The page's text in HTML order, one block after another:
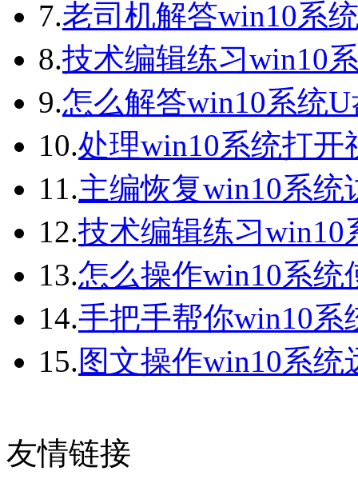
7.老司机解答win10系
8.技术编辑练习win10
9.怎么解答win10系统
10.处理win10系统打
11.主编恢复win10系
12.技术编辑练习
13.怎么操作win10系
14.手把手帮你win10
15.图文操作win10系
友情链接